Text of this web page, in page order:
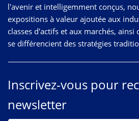
l'avenir et intelligemment conçus,
expositions à valeur ajoutée aux
classes d'actifs et aux marchés, ainsi
se différencient des stratégies
Inscrivez-vous pour
newsletter